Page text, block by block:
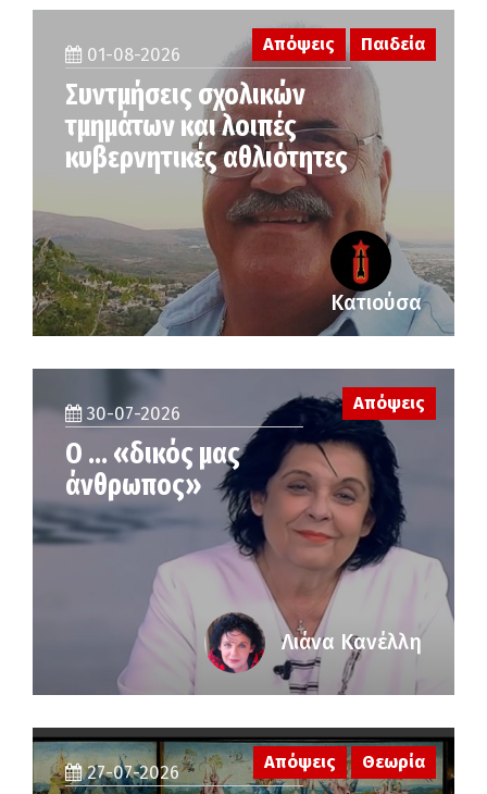
Απόψεις Παιδεία
01-08-2026
Συντμήσεις σχολικών
τμημάτων και λοιπές
κυβερνητικές αθλιότητες
Κατιούσα
30-07-2026
Ο … «δικός μας
άνθρωπος»
Απόψεις
Λιάνα Κανέλλη
27-07-2026
Απόψεις Θεωρία